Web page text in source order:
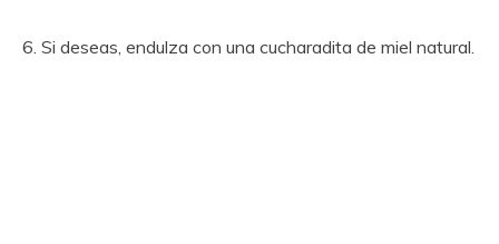
6. Si deseas, endulza con una cucharadita de miel natural.